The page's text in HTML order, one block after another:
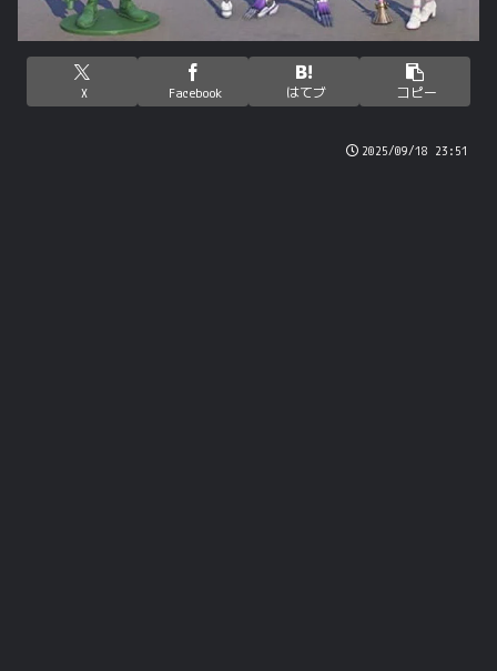
X Facebook はてブ コピー
2025/09/18 23:51